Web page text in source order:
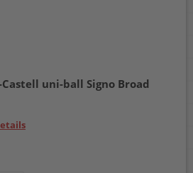
uni-ball Signo Broad